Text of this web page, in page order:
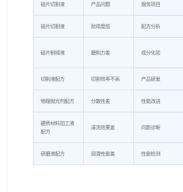
硅片切割液 产品问题 服务项目
硅片切割液 耐用度低 配方分析
硅片制绒液 磨削力差 成分化验
切削液配方 切割效率不高 产品研发
物理抛光剂配方 分散性差 性能改进
硬质材料加工液
配方
清洗效果差 问题诊断
研磨液配方 润滑性能差 性能检测